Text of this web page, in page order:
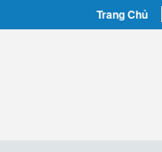
Trang Chủ